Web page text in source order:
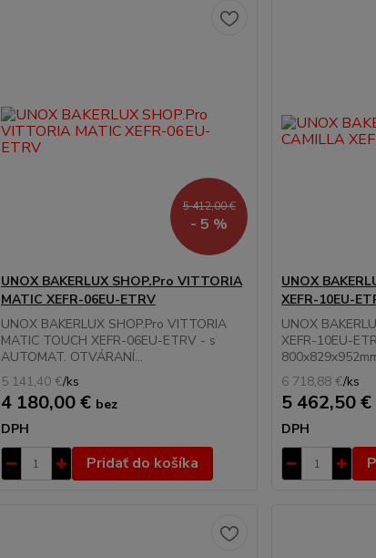
5 412,00 €
- 5 %
UNOX BAKERLUX SHOP.Pro VITTORIA
MATIC XEFR-06EU-ETRV
UNOX BAKERLUX SHOP.Pro VITTORIA
MATIC TOUCH XEFR-06EU-ETRV - s
AUTOMAT. OTVÁRANÍ...
5 141,40 €/ks
4 180,00 € bez
DPH
Pridať do košíka
UNOX
XEFR-10EU-
UNOX
XEFR-10EU-
6 718,88 €/ks
5 462,50 €
DPH